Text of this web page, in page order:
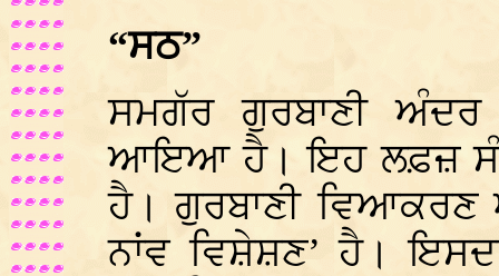
“ਸਠ”
ਸਮਗੱਰ ਗੁਰਬਾਣੀ
ਆਇਆ ਹੈ। ਇਹ ਲਫ਼ਜ਼
ਹੈ। ਗੁਰਬਾਣੀ ਵਿਆਕਰਣ
ਨਾਂਵ ਵਿਸ਼ੇਸ਼ਣ’ ਹੈ।